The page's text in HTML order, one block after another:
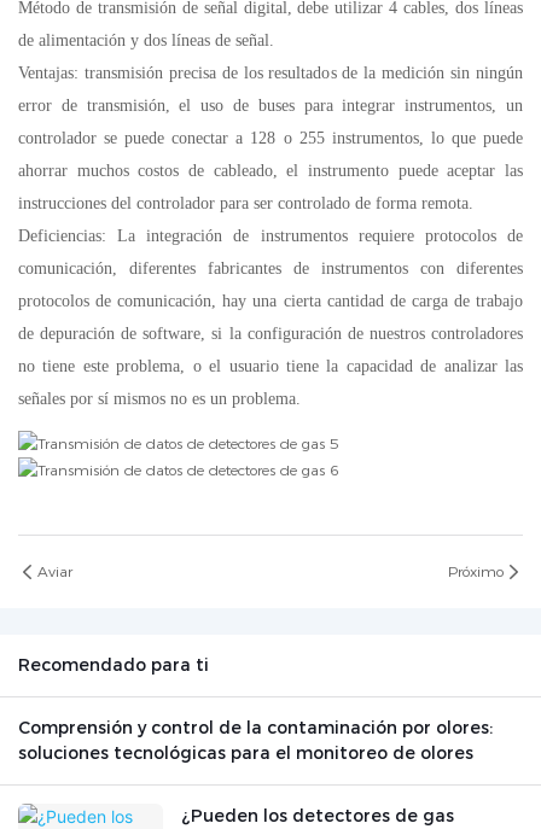
Método de transmisión de señal digital, debe utilizar 4 cables, dos líneas
de alimentación y dos líneas de señal.
Ventajas: transmisión precisa de los resultados de la medición sin ningún
error de transmisión, el uso de buses para integrar instrumentos, un
controlador se puede conectar a 128 o 255 instrumentos, lo que puede
ahorrar muchos costos de cableado, el instrumento puede aceptar las
instrucciones del controlador para ser controlado de forma remota.
Deficiencias: La integración de instrumentos requiere protocolos de
comunicación, diferentes fabricantes de instrumentos con diferentes
protocolos de comunicación, hay una cierta cantidad de carga de trabajo
de depuración de software, si la configuración de nuestros controladores
no tiene este problema, o el usuario tiene la capacidad de analizar las
señales por sí mismos no es un problema.
Aviar Próximo
Recomendado para ti
Comprensión y control de la contaminación por olores:
soluciones tecnológicas para el monitoreo de olores
¿Pueden los detectores de gas